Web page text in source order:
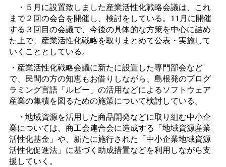
・５月に設置致しました産業活性化戦略会議は、これ
まで２回の会合を開催し、検討をしている。11月に開催
する３回目の会議で、今後の具体的な方策を中心に詰め
た上で、産業活性化戦略を取りまとめて公表・実施して
いくこととしている。
・産業活性化戦略会議に新たに設置した専門部会など
で、民間の方の知恵もお借りしながら、島根発のプログ
ラミング言語「ルビー」の活用などによるソフトウェア
産業の集積を図るための施策について検討している。
・地域資源を活用した商品開発などに取り組む中小企
業については、商工会連合会に造成する「地域資源産業
活性化基金」や、新たに施行された「中小企業地域資源
活性化促進法」に基づく助成措置などを利用しながら支
援していく。